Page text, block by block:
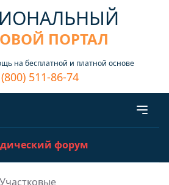
ПОРТАЛ
на бесплатной и платной основе
511-86-74
форум
Участковые